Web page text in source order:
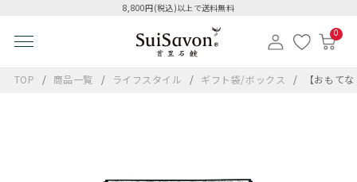
8,800円(税込)以上で送料無料
0
TOP 商品一覧 ライフスタイル ギフト袋/ボックス 【おもて